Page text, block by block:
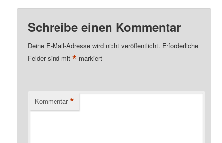
Schreibe einen Kommentar
Deine E-Mail-Adresse wird nicht veröffentlicht. Erforderliche
Felder sind mit* markiert
Kommentar *